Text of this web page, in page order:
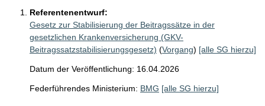
Referentenentwurf:
Gesetz zur Stabilisierung der Beitragssätze in der
gesetzlichen Krankenversicherung (GKV-
Beitragssatzstabilisierungsgesetz) (Vorgang) [alle SG hierzu]
Datum der Veröffentlichung: 16.04.2026
Federführendes Ministerium: BMG [alle SG hierzu]